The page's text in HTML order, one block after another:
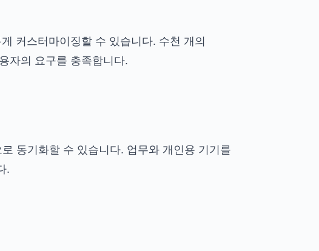
커스터마이징할 수 있습니다. 수천 개의
자의 요구를 충족합니다.
동기화할 수 있습니다. 업무와 개인용 기기를
.